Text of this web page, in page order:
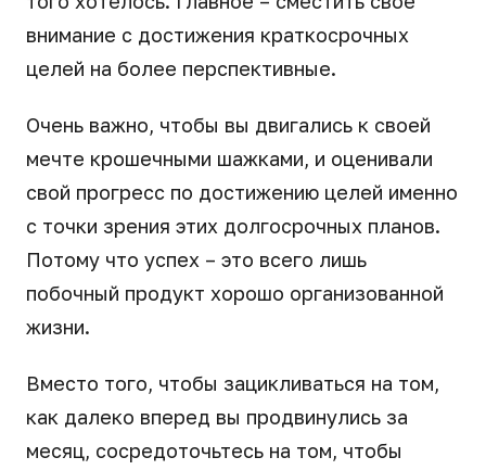
внимание с достижения краткосрочных
целей на более перспективные.
Очень важно, чтобы вы двигались к своей
мечте крошечными шажками, и оценивали
свой прогресс по достижению целей именно
с точки зрения этих долгосрочных планов.
Потому что успех – это всего лишь
побочный продукт хорошо организованной
жизни.
Вместо того, чтобы зацикливаться на том,
как далеко вперед вы продвинулись за
месяц, сосредоточьтесь на том, чтобы